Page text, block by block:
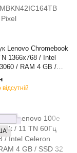
Lenovo Chromebook
1366x768 / Intel
/ RAM 4 GB /
/ Intel HD Graphics
B